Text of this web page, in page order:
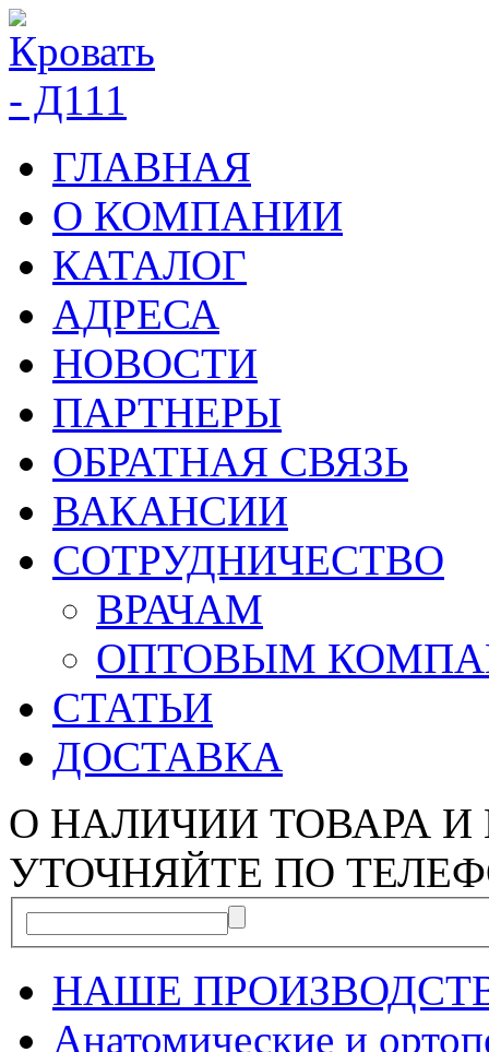
ГЛАВНАЯ
О КОМПАНИИ
КАТАЛОГ
АДРЕСА
НОВОСТИ
ПАРТНЕРЫ
ОБРАТНАЯ СВЯЗЬ
ВАКАНСИИ
СОТРУДНИЧЕСТВО
ВРАЧАМ
ОПТОВЫМ
СТАТЬИ
ДОСТАВКА
О НАЛИЧИИ ТОВАРА
УТОЧНЯЙТЕ ПО
НАШЕ
Анатомические и